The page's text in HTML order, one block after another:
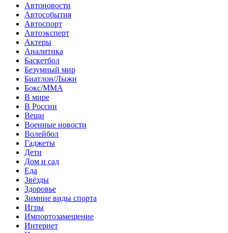
Автоновости
Автособытия
Автоспорт
Автоэксперт
Актеры
Аналитика
Баскетбол
Безумный мир
Биатлон/Лыжи
Бокс/MMA
В мире
В России
Вещи
Военные новости
Волейбол
Гаджеты
Дети
Дом и сад
Еда
Звёзды
Здоровье
Зимние виды спорта
Игры
Импортозамещение
Интернет